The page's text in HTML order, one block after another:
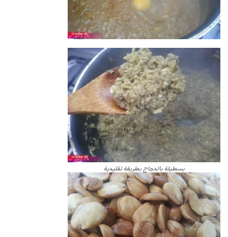
بسطيلة بالدجاج بطريقة تقليدية